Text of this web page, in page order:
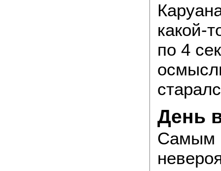
какой-
по 4
День
Самым